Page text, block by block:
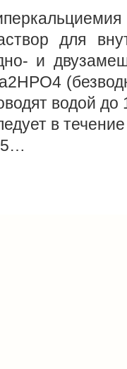
для
и
водой до
в